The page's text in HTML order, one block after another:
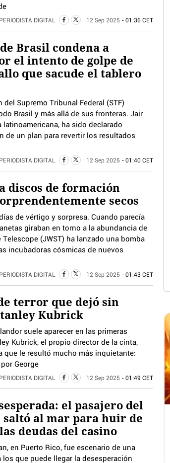
PERIODISTA DIGITAL 12 Sep 2025 - 01:36 CET
Brasil condena a
el intento de golpe de
que sacude el tablero
del Supremo Tribunal Federal (STF)
Brasil y más allá de sus fronteras. Jair
latinoamericana, ha sido declarado
de un plan para revertir los resultados
PERIODISTA DIGITAL 12 Sep 2025 - 01:40 CET
discos de formación
secos
de vértigo y sorpresa. Cuando parecía
giraban en torno a la abundancia de
(JWST) ha lanzado una bomba
incubadoras cósmicas de nuevos
PERIODISTA DIGITAL 12 Sep 2025 - 01:43 CET
terror que dejó sin
Kubrick
suele aparecer en las primeras
Kubrick, el propio director de la cinta,
que le resultó mucho más inquietante:
George
PERIODISTA DIGITAL 12 Sep 2025 - 01:49 CET
el pasajero del
al mar para huir de
deudas del casino
en Puerto Rico, fue escenario de una
que puede llegar la desesperación